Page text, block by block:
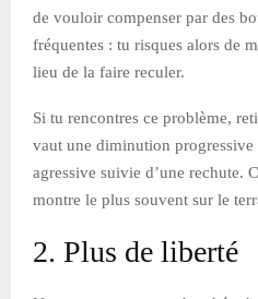
de vouloir compenser par des
fréquentes : tu risques alors de
lieu de la faire reculer.
Si tu rencontres ce problème,
vaut une diminution progressive
agressive suivie d’une rechute.
montre le plus souvent sur le
2. Plus de liberté